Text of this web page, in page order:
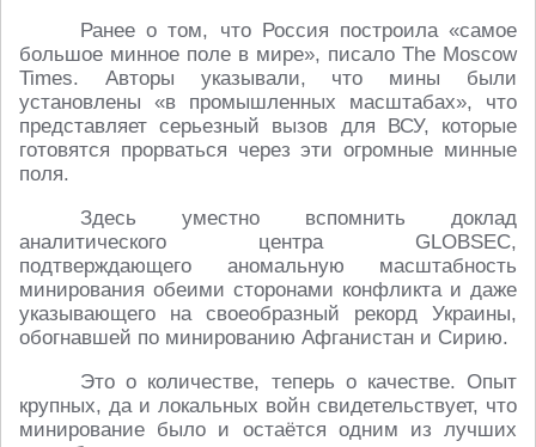
Ранее о том, что Россия построила «самое
большое минное поле в мире», писало The Moscow
Times. Авторы указывали, что мины были
установлены «в промышленных масштабах», что
представляет серьезный вызов для ВСУ, которые
готовятся прорваться через эти огромные минные
поля.
Здесь уместно вспомнить доклад
аналитического центра GLOBSEC,
подтверждающего аномальную масштабность
минирования обеими сторонами конфликта и даже
указывающего на своеобразный рекорд Украины,
обогнавшей по минированию Афганистан и Сирию.
Это о количестве, теперь о качестве. Опыт
крупных, да и локальных войн свидетельствует, что
минирование было и остаётся одним из лучших